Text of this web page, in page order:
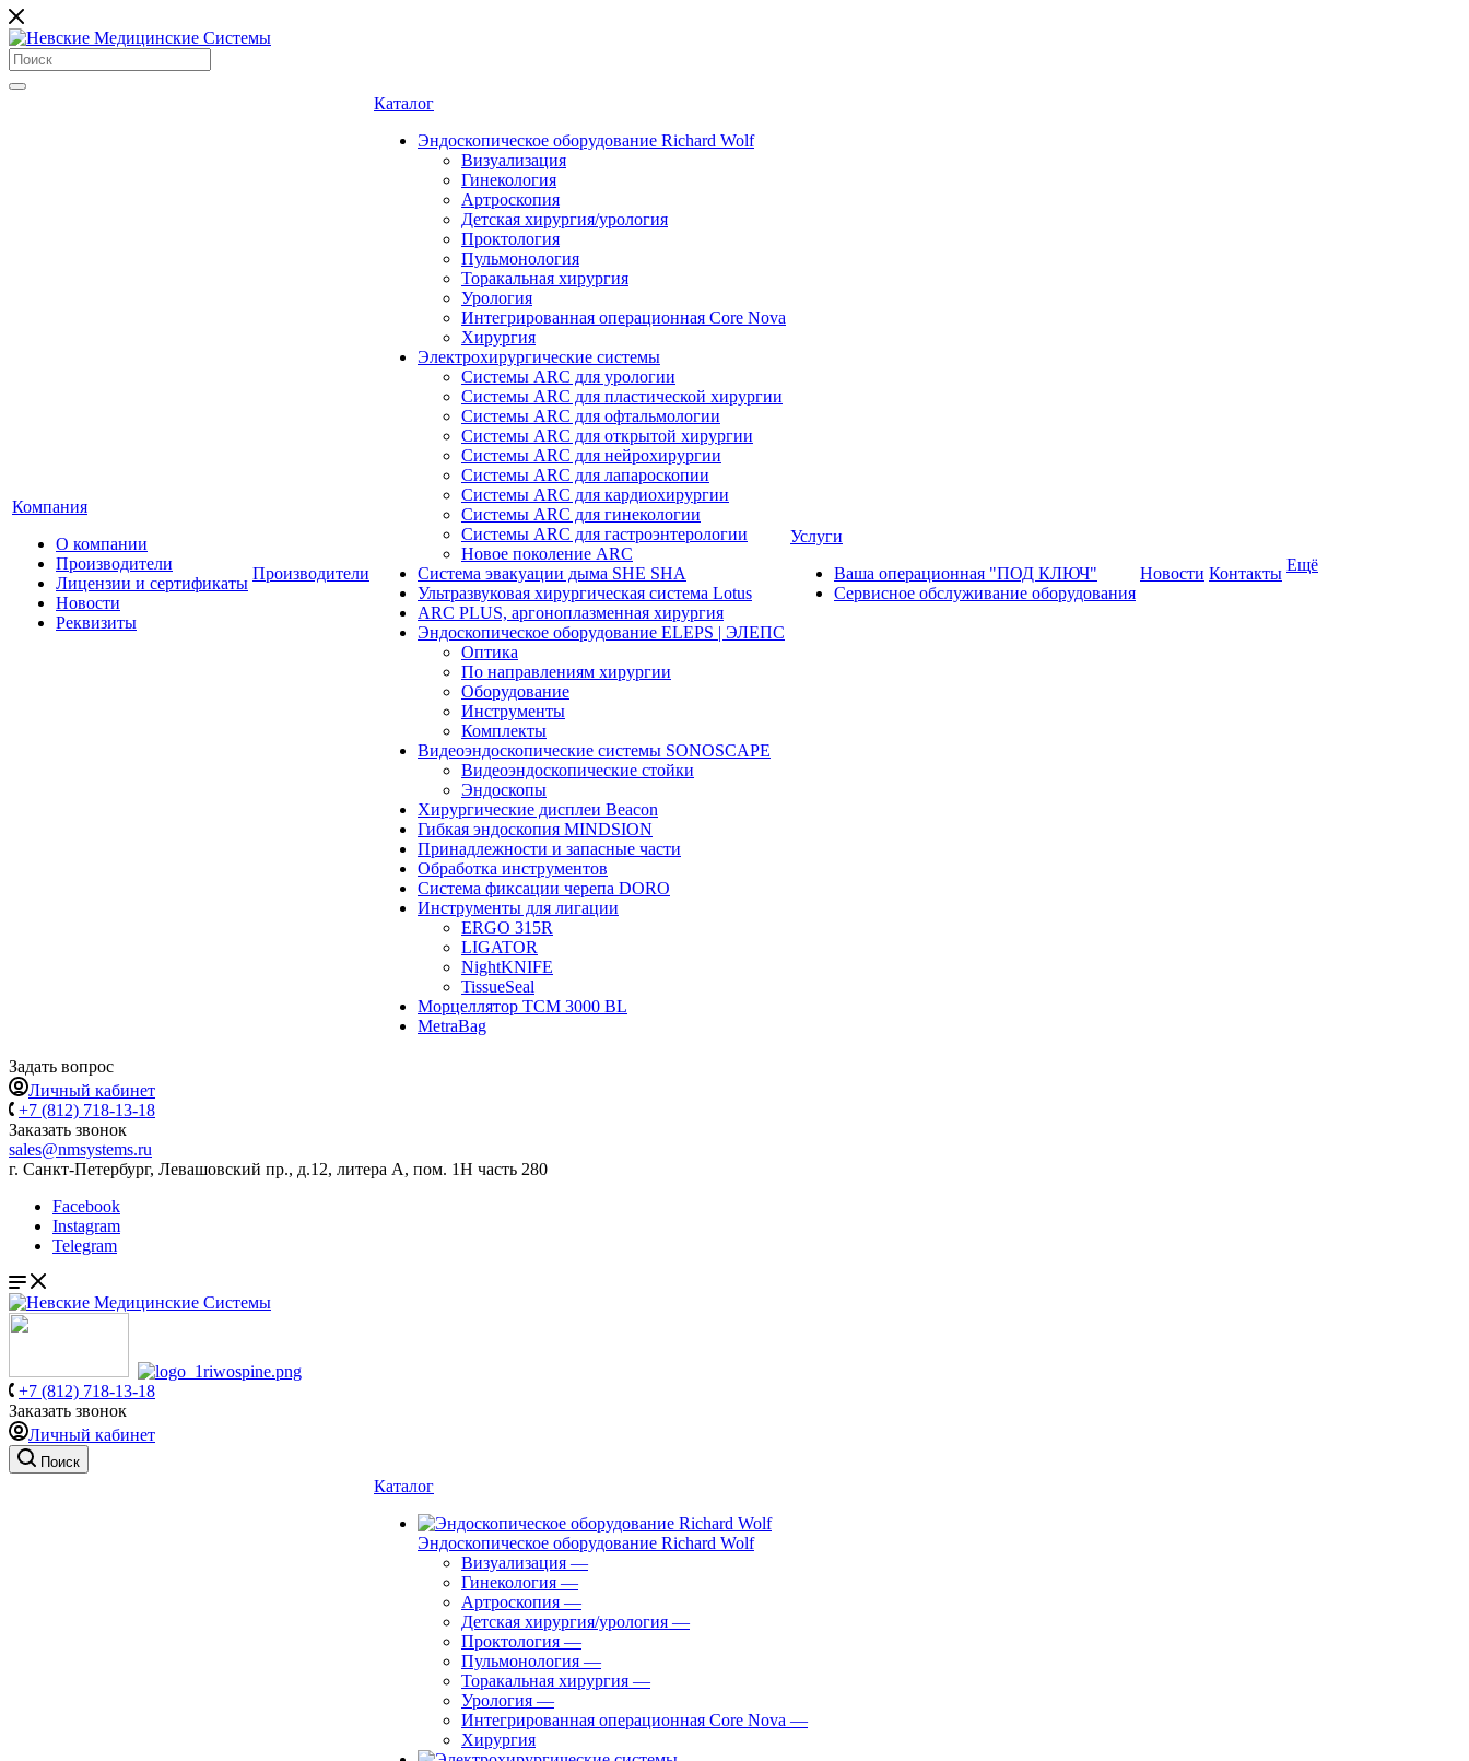
Компания
О компании
Производители
Лицензии и сертификаты
Новости
Реквизиты
Производители
Каталог
Эндоскопическое оборудование Richard Wolf
Визуализация
Гинекология
Артроскопия
Детская хирургия/урология
Проктология
Пульмонология
Торакальная хирургия
Урология
Интегрированная операционная Core Nova
Хирургия
Электрохирургические системы
Системы ARC для урологии
Системы ARC для пластической хирургии
Системы ARC для офтальмологии
Системы ARC для открытой хирургии
Системы ARC для нейрохирургии
Системы ARC для лапароскопии
Системы ARC для кардиохирургии
Системы ARC для гинекологии
Системы ARC для гастроэнтерологии
Новое поколение ARC
Система эвакуации дыма SHE SHA
Ультразвуковая хирургическая система Lotus
ARC PLUS, аргоноплазменная хирургия
Эндоскопическое оборудование ELEPS | ЭЛЕПС
Оптика
По направлениям хирургии
Оборудование
Инструменты
Комплекты
Видеоэндоскопические системы SONOSCAPE
Видеоэндоскопические стойки
Эндоскопы
Хирургические дисплеи Beacon
Гибкая эндоскопия MINDSION
Принадлежности и запасные части
Обработка инструментов
Система фиксации черепа DORO
Инструменты для лигации
ERGO 315R
LIGATOR
NightKNIFE
TissueSeal
Морцеллятор ТСМ 3000 BL
MetraBag
Услуги
Ваша операционная "ПОД КЛЮЧ"
Сервисное обслуживание оборудования
Новости Контакты Ещё
Задать вопрос
Личный кабинет
+7 (812) 718-13-18
Заказать звонок
sales@nmsystems.ru
г. Санкт-Петербург, Левашовский пр., д.12, литера А, пом. 1Н часть 280
Facebook
Instagram
Telegram
+7 (812) 718-13-18
Заказать звонок
Личный кабинет
Поиск
Каталог
Эндоскопическое оборудование Richard Wolf
Визуализация —
Гинекология —
Артроскопия —
Детская хирургия/урология —
Проктология —
Пульмонология —
Торакальная хирургия —
Урология —
Интегрированная операционная Core Nova —
Хирургия